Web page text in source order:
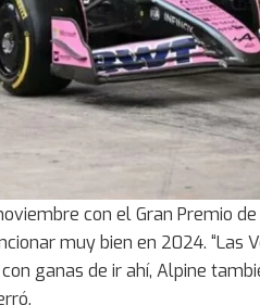
con el Gran Premio de
muy bien en 2024. “Las
ganas de ir ahí, Alpine